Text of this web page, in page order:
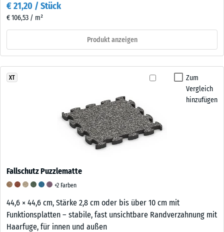
€ 21,20 / Stück
€ 106,53 / m²
Produkt anzeigen
Zum
Vergleich
hinzufügen
XT
Fallschutz Puzzlematte
+2 Farben
44,6 × 44,6 cm, Stärke 2,8 cm oder bis über 10 cm mit
Funktionsplatten – stabile, fast unsichtbare Randverzahnung mit
Haarfuge, für innen und außen